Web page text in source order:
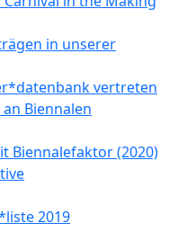
in unserer
vertreten
Biennalen
Biennalefaktor (2020)
2019